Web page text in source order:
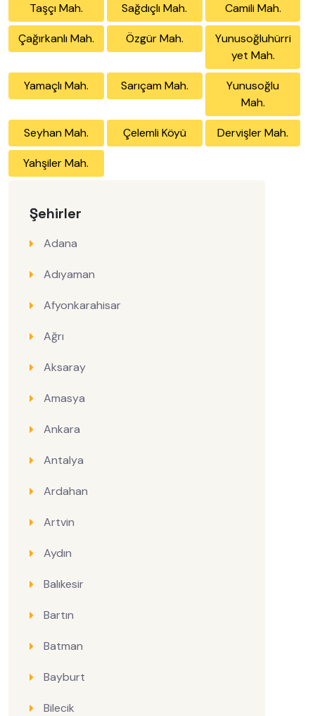
Şehirler
Adana
Adıyaman
Afyonkarahisar
Ağrı
Aksaray
Amasya
Ankara
Antalya
Ardahan
Artvin
Aydın
Balıkesir
Bartın
Batman
Bayburt
Bilecik
Taşçı Mah. Sağdıçlı Mah. Camili Mah.
Çağırkanlı Mah. Özgür Mah.
Yunusoğluhürri
yet Mah.
Yamaçlı Mah. Sarıçam Mah.
Yunusoğlu
Mah.
Seyhan Mah. Çelemli Köyü Dervişler Mah.
Yahşiler Mah.